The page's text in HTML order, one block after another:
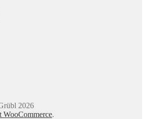
2026
WooCommerce.